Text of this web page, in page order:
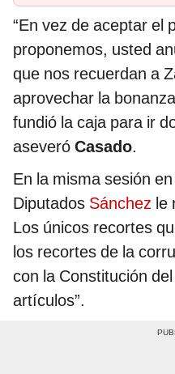
“En vez de aceptar el
proponemos, usted
que nos recuerdan a
aprovechar la
fundió la caja para ir
aseveró Casado.
En la misma sesión
Diputados Sánchez le
Los únicos recortes
los recortes de la
con la Constitución
artículos”.